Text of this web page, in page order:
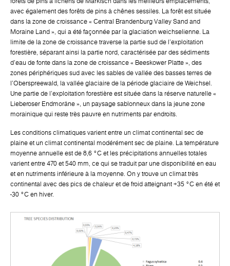
avec également des forêts de pins à chênes sessiles. La forêt est située
dans la zone de croissance « Central Brandenburg Valley Sand and
Moraine Land », qui a été façonnée par la glaciation weichselienne. La
limite de la zone de croissance traverse la partie sud de l'exploitation
forestière, séparant ainsi la partie nord, caractérisée par des sédiments
d'eau de fonte dans la zone de croissance « Beeskower Platte », des
zones périphériques sud avec les sables de vallée des basses terres de
l'Oberspreewald, la vallée glaciaire de la période glaciaire de Weichsel.
Une partie de l'exploitation forestière est située dans la réserve naturelle «
Lieberoser Endmoräne », un paysage sablonneux dans la jeune zone
morainique qui reste très pauvre en nutriments par endroits.
Les conditions climatiques varient entre un climat continental sec de
plaine et un climat continental modérément sec de plaine. La température
moyenne annuelle est de 8,6 °C et les précipitations annuelles totales
varient entre 470 et 540 mm, ce qui se traduit par une disponibilité en eau
et en nutriments inférieure à la moyenne. On y trouve un climat très
continental avec des pics de chaleur et de froid atteignant +35 °C en été et
-30 °C en hiver.